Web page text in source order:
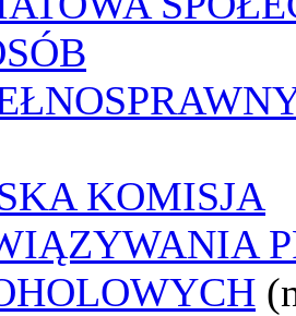
KOMISJA